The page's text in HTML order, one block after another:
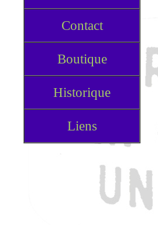
Contact
Boutique
Historique
Liens